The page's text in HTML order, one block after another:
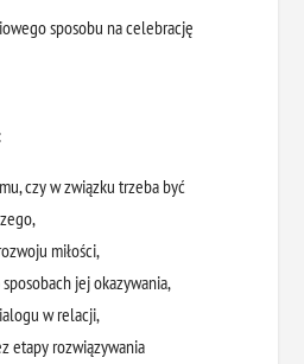
sposobu na celebrację
czy w związku trzeba być
miłości,
jej okazywania,
w relacji,
etapy rozwiązywania